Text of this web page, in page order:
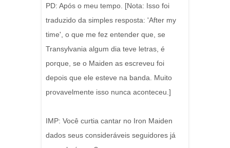
PD: Após o meu tempo. [Nota: Isso foi
traduzido da simples resposta: 'After my
time', o que me fez entender que, se
Transylvania algum dia teve letras, é
porque, se o Maiden as escreveu foi
depois que ele esteve na banda. Muito
provavelmente isso nunca aconteceu.]
IMP: Você curtia cantar no Iron Maiden
dados seus consideráveis seguidores já